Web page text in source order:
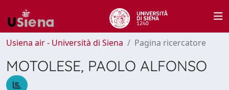
Usiena air - Università di Siena Pagina ricercatore
MOTOLESE, PAOLO ALFONSO